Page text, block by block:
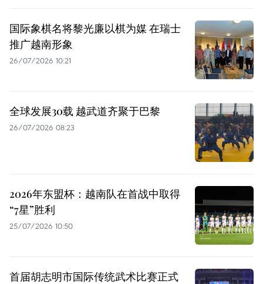
国际象棋名将黎光廉以棋为媒 在瑞士
推广越南形象
26/07/2026 10:21
全球发展30载 越武道齐聚于巴黎
26/07/2026 08:23
2026年东盟杯：越南队在首战中取得
“7星”胜利
25/07/2026 10:50
首届胡志明市国际传统武术比赛正式